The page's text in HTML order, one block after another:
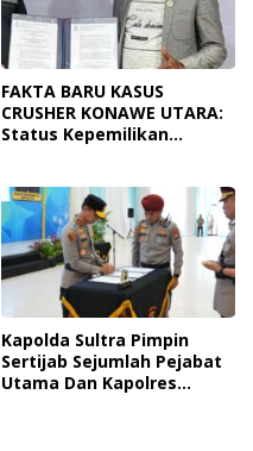
FAKTA BARU KASUS
CRUSHER KONAWE UTARA:
Status Kepemilikan
Tersangka Dr. Ruksamin
Dinilai Prematur
Kapolda Sultra Pimpin
Sertijab Sejumlah Pejabat
Utama Dan Kapolres